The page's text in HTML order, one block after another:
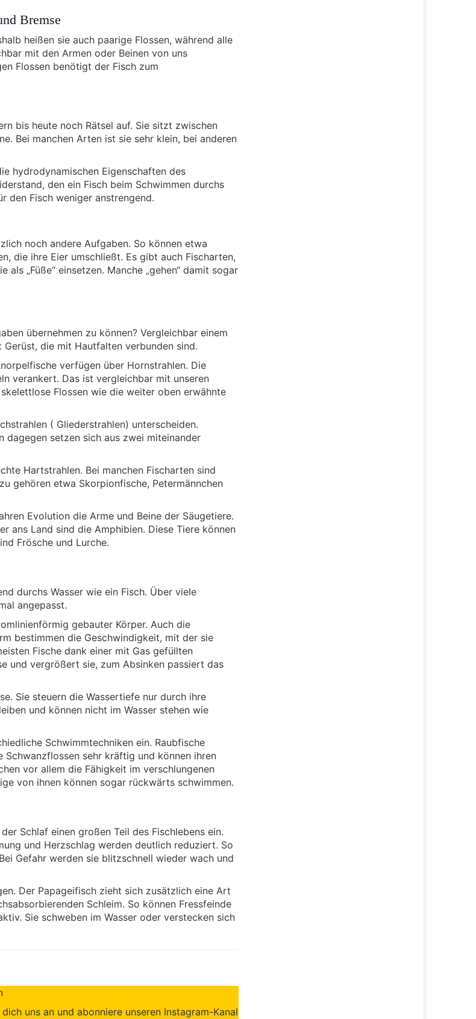
Bremse
heißen sie auch paarige Flossen, während alle
mit den Armen oder Beinen von uns
Flossen benötigt der Fisch zum
bis heute noch Rätsel auf. Sie sitzt zwischen
Bei manchen Arten ist sie sehr klein, bei anderen
hydrodynamischen Eigenschaften des
den ein Fisch beim Schwimmen durchs
den Fisch weniger anstrengend.
noch andere Aufgaben. So können etwa
die ihre Eier umschließt. Es gibt auch Fischarten,
„Füße“ einsetzen. Manche „gehen“ damit sogar
übernehmen zu können? Vergleichbar einem
die mit Hautfalten verbunden sind.
verfügen über Hornstrahlen. Die
verankert. Das ist vergleichbar mit unseren
Flossen wie die weiter oben erwähnte
( Gliederstrahlen) unterscheiden.
dagegen setzen sich aus zwei miteinander
Hartstrahlen. Bei manchen Fischarten sind
gehören etwa Skorpionfische, Petermännchen
Evolution die Arme und Beine der Säugetiere.
ans Land sind die Amphibien. Diese Tiere können
Frösche und Lurche.
durchs Wasser wie ein Fisch. Über viele
angepasst.
gebauter Körper. Auch die
bestimmen die Geschwindigkeit, mit der sie
Fische dank einer mit Gas gefüllten
und vergrößert sie, zum Absinken passiert das
Sie steuern die Wassertiefe nur durch ihre
und können nicht im Wasser stehen wie
Schwimmtechniken ein. Raubfische
Schwanzflossen sehr kräftig und können ihren
vor allem die Fähigkeit im verschlungenen
von ihnen können sogar rückwärts schwimmen.
Schlaf einen großen Teil des Fischlebens ein.
und Herzschlag werden deutlich reduziert. So
Gefahr werden sie blitzschnell wieder wach und
Der Papageifisch zieht sich zusätzlich eine Art
Schleim. So können Fressfeinde
Sie schweben im Wasser oder verstecken sich
uns an und abonniere unseren Instagram-Kanal